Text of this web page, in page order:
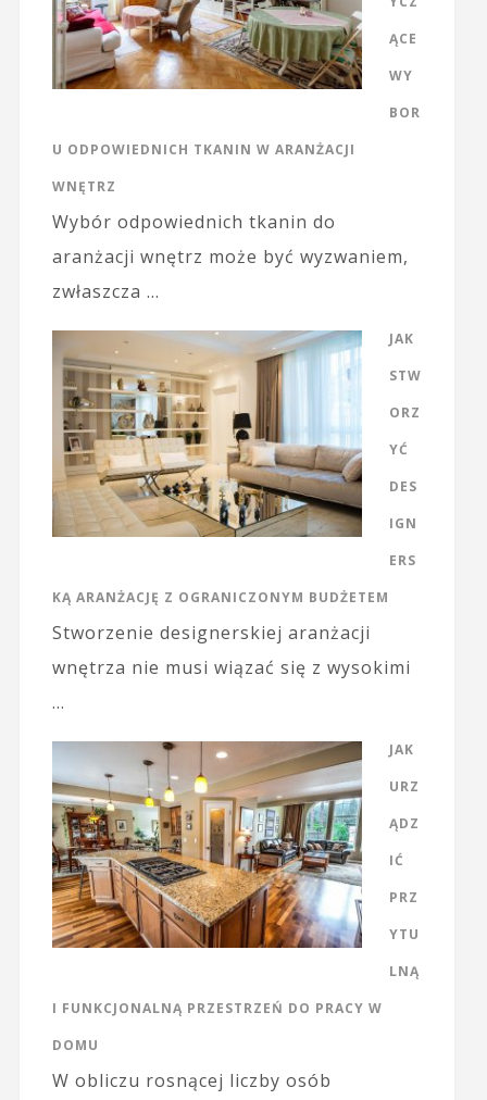
ĄCE
WY
BOR
U ODPOWIEDNICH TKANIN W ARANŻACJI
WNĘTRZ
Wybór odpowiednich tkanin do
aranżacji wnętrz może być wyzwaniem,
zwłaszcza …
JAK
STW
ORZ
YĆ
DES
IGN
ERS
KĄ ARANŻACJĘ Z OGRANICZONYM BUDŻETEM
Stworzenie designerskiej aranżacji
wnętrza nie musi wiązać się z wysokimi
…
JAK
URZ
ĄDZ
IĆ
PRZ
YTU
LNĄ
I FUNKCJONALNĄ PRZESTRZEŃ DO PRACY W
DOMU
W obliczu rosnącej liczby osób